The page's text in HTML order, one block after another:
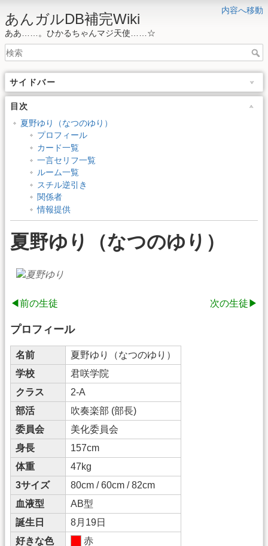
内容へ移動
あんガルDB補完Wiki
ああ……。ひかるちゃんマジ天使……☆
サイドバー
目次
夏野ゆり（なつのゆり）
プロフィール
カード一覧
一言セリフ一覧
ルーム一覧
スチル逆引き
関係者
情報提供
夏野ゆり（なつのゆり）
◀前の生徒 次の生徒▶
プロフィール
名前
夏野ゆり（なつのゆり）
学校
君咲学院
クラス
2-A
部活
吹奏楽部 (部長)
委員会
美化委員会
身長
157cm
体重
47kg
3サイズ
80cm / 60cm / 82cm
血液型
AB型
誕生日
8月19日
好きな色
赤